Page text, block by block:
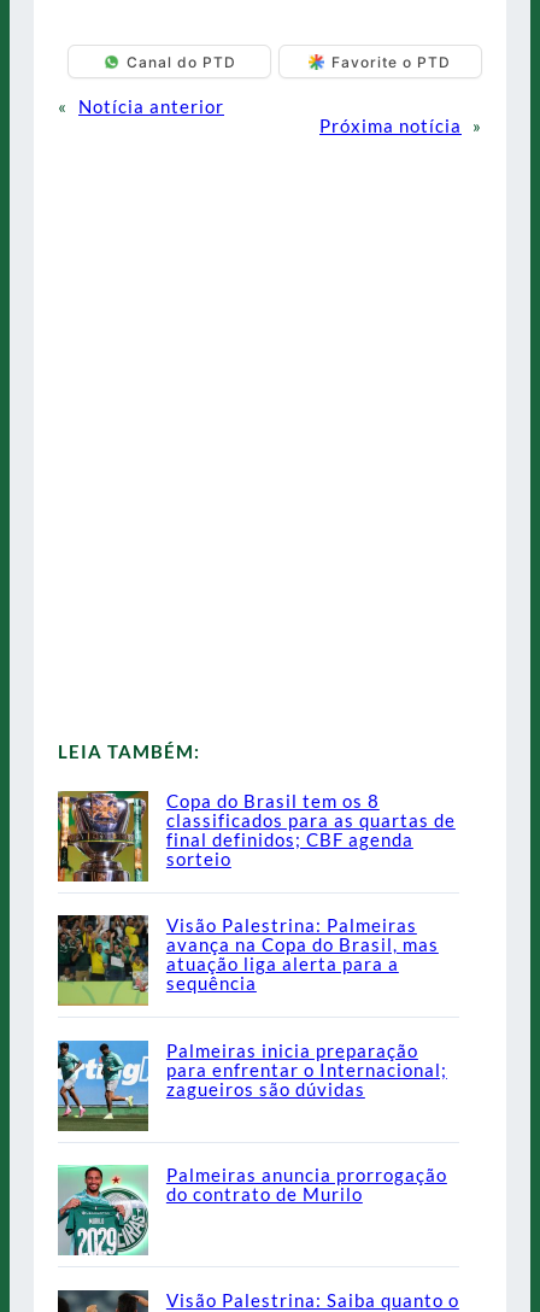
Canal do PTD Favorite o PTD
«
Notícia anterior
Próxima notícia
»
LEIA TAMBÉM:
Copa do Brasil tem os 8
classificados para as quartas de
final definidos; CBF agenda
sorteio
Visão Palestrina: Palmeiras
avança na Copa do Brasil, mas
atuação liga alerta para a
sequência
Palmeiras inicia preparação
para enfrentar o Internacional;
zagueiros são dúvidas
Palmeiras anuncia prorrogação
do contrato de Murilo
Visão Palestrina: Saiba quanto o